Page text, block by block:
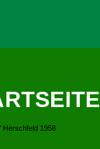
Herschfeld 1958